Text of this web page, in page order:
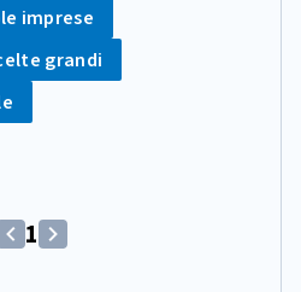
imprese
grandi
(Comando
1(Comando